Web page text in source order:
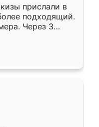
прислали в
подходящий.
Через 3
Остались
Ренессанс